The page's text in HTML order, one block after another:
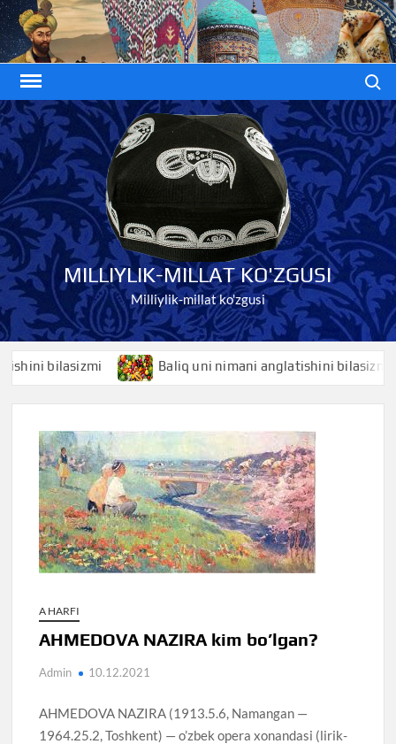
Skip
to
content
MILLIYLIK-MILLAT KO'ZGUSI
Milliylik-millat ko'zgusi
bilasizmi Baliq uni nimani anglatishini bilasizmi
A HARFI
AHMEDOVA NAZIRA kim bo’lgan?
Admin 10.12.2021
AHMEDOVA NAZIRA (1913.5.6, Namangan —
1964.25.2, Toshkent) — o’zbek opera xonandasi (lirik-